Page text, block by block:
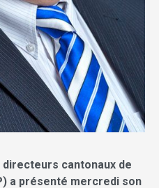
cantonaux de
a présenté mercredi son